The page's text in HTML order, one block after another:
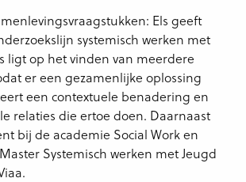
Els geeft
systemisch werken met
ligt op het vinden van meerdere
er een gezamenlijke oplossing
een contextuele benadering en
relaties die ertoe doen. Daarnaast
bij de academie Social Work en
Systemisch werken met Jeugd